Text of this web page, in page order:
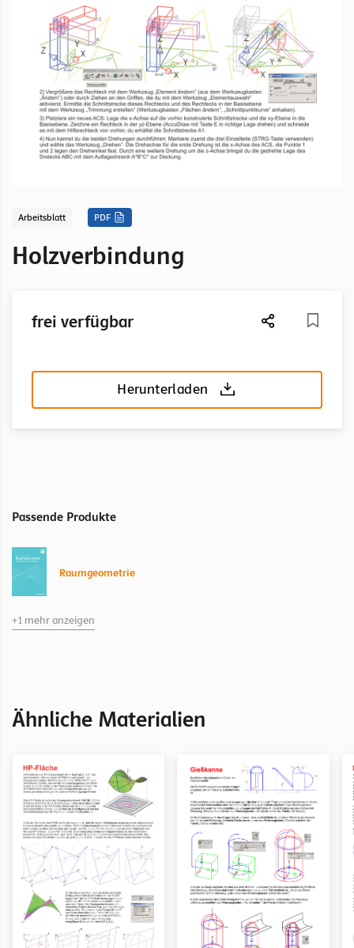
Arbeitsblatt PDF
Holzverbindung
frei verfügbar
Herunterladen
Passende Produkte
Raumgeometrie
Raumgeometrie
+1 mehr anzeigen
Ähnliche Materialien